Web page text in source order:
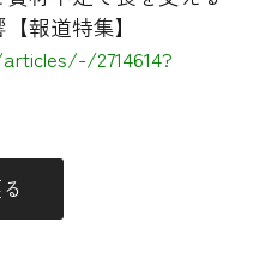
報道特集】
2714614?